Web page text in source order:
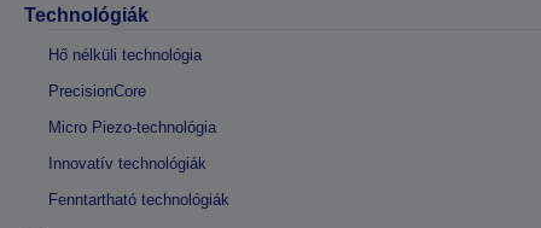
Technológiák
Hő nélküli technológia
PrecisionCore
Micro Piezo-technológia
Innovatív technológiák
Fenntartható technológiák